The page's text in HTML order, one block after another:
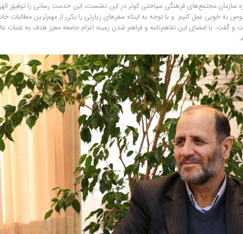
سازمان مجتمع‌های فرهنگی سیاحتی کوثر در این نشست، این خدمت رسانی را توفیق
به خوبی عمل کنیم و با توجه به اینکه سفرهای زیارتی را یکی از مهم‌ترین مطالبات
و گفت: با امضای این تفاهم‌نامه و فراهم شدن زمینه اعزام جامعه معزز هدف به عتبات